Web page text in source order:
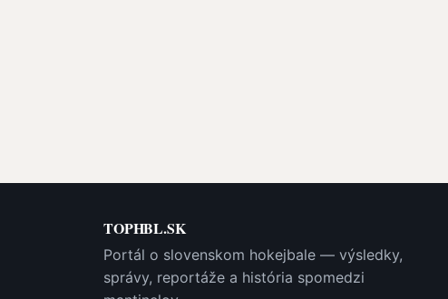
TOPHBL.SK
Portál o slovenskom hokejbale — výsledky,
správy, reportáže a história spomedzi